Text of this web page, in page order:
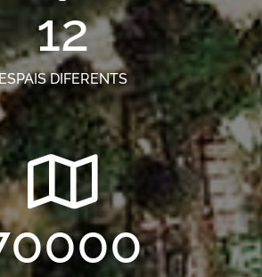
12
ESPAIS DIFERENTS